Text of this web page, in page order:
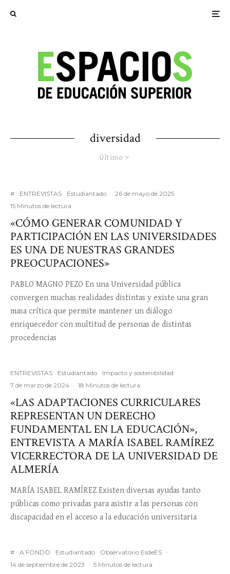
diversidad
Último
# ENTREVISTAS Estudiantado · 26 de mayo de 2025 ·
15 Minutos de lectura
«CÓMO GENERAR COMUNIDAD Y
PARTICIPACIÓN EN LAS UNIVERSIDADES
ES UNA DE NUESTRAS GRANDES
PREOCUPACIONES»
PABLO MAGNO PEZO En una Universidad pública
convergen muchas realidades distintas y existe una gran
masa crítica que permite mantener un diálogo
enriquecedor con multitud de personas de distintas
procedencias
ENTREVISTAS Estudiantado Impacto y sostenibilidad ·
7 de marzo de 2024 · 18 Minutos de lectura
«LAS ADAPTACIONES CURRICULARES
REPRESENTAN UN DERECHO
FUNDAMENTAL EN LA EDUCACIÓN»,
ENTREVISTA A MARÍA ISABEL RAMÍREZ
VICERRECTORA DE LA UNIVERSIDAD DE
ALMERÍA
MARÍA ISABEL RAMÍREZ Existen diversas ayudas tanto
públicas como privadas para asistir a las personas con
discapacidad en el acceso a la educación universitaria
# A FONDO Estudiantado Observatorio EsdeES ·
14 de septiembre de 2023 · 5 Minutos de lectura